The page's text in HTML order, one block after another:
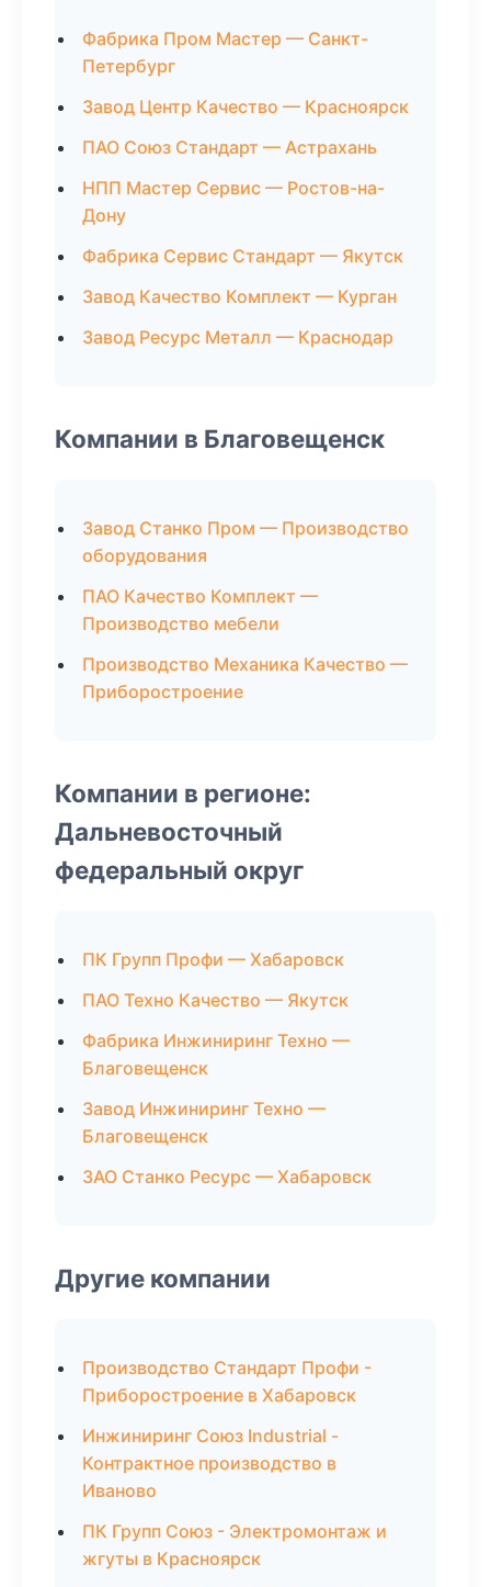
Фабрика Пром Мастер — Санкт-
Петербург
Завод Центр Качество — Красноярск
ПАО Союз Стандарт — Астрахань
НПП Мастер Сервис — Ростов-на-
Дону
Фабрика Сервис Стандарт — Якутск
Завод Качество Комплект — Курган
Завод Ресурс Металл — Краснодар
Компании в Благовещенск
Завод Станко Пром — Производство
оборудования
ПАО Качество Комплект —
Производство мебели
Производство Механика Качество —
Приборостроение
Компании в регионе:
Дальневосточный
федеральный округ
ПК Групп Профи — Хабаровск
ПАО Техно Качество — Якутск
Фабрика Инжиниринг Техно —
Благовещенск
Завод Инжиниринг Техно —
Благовещенск
ЗАО Станко Ресурс — Хабаровск
Другие компании
Производство Стандарт Профи -
Приборостроение в Хабаровск
Инжиниринг Союз Industrial -
Контрактное производство в
Иваново
ПК Групп Союз - Электромонтаж и
жгуты в Красноярск